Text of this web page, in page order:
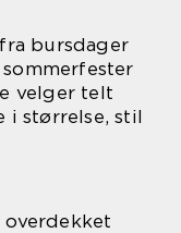
bursdager
velger telt
størrelse, stil